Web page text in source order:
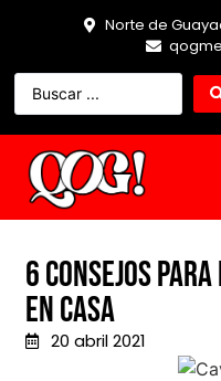
Norte de
6 consejos
en casa
20 abril 2021